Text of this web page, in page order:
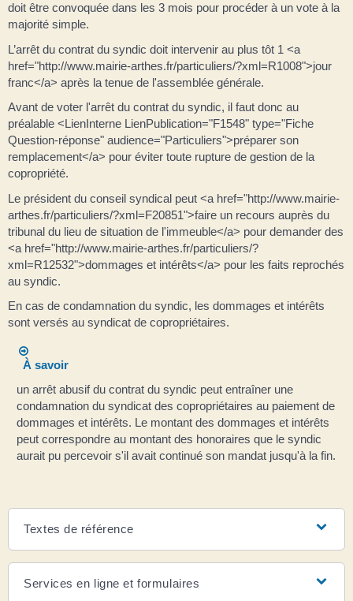
doit être convoquée dans les 3 mois pour procéder à un vote à la
majorité simple.
L’arrêt du contrat du syndic doit intervenir au plus tôt 1 <a
href="http://www.mairie-arthes.fr/particuliers/?xml=R1008">jour
franc</a> après la tenue de l'assemblée générale.
Avant de voter l'arrêt du contrat du syndic, il faut donc au
préalable <LienInterne LienPublication="F1548" type="Fiche
Question-réponse" audience="Particuliers">préparer son
remplacement</a> pour éviter toute rupture de gestion de la
copropriété.
Le président du conseil syndical peut <a href="http://www.mairie-
arthes.fr/particuliers/?xml=F20851">faire un recours auprès du
tribunal du lieu de situation de l'immeuble</a> pour demander des
<a href="http://www.mairie-arthes.fr/particuliers/?
xml=R12532">dommages et intérêts</a> pour les faits reprochés
au syndic.
En cas de condamnation du syndic, les dommages et intérêts
sont versés au syndicat de copropriétaires.
À savoir
un arrêt abusif du contrat du syndic peut entraîner une
condamnation du syndicat des copropriétaires au paiement de
dommages et intérêts. Le montant des dommages et intérêts
peut correspondre au montant des honoraires que le syndic
aurait pu percevoir s'il avait continué son mandat jusqu'à la fin.
Textes de référence
Services en ligne et formulaires